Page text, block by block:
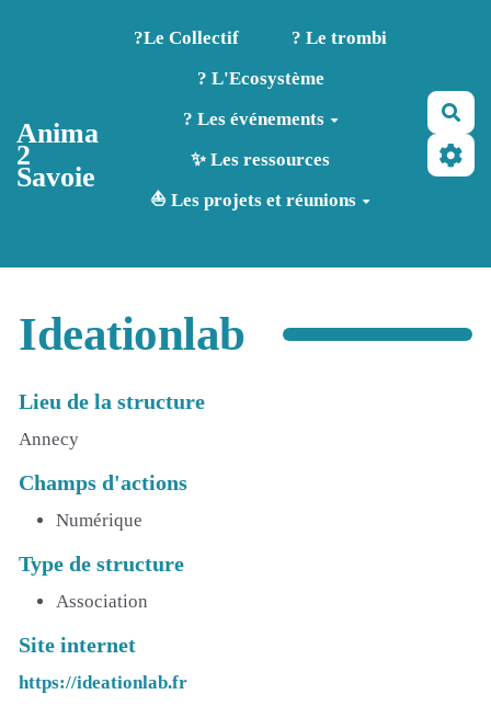
Aller au contenu principal
Anima
2
Savoie
?️Le Collectif
? Le trombi
? L'Ecosystème
? Les événements
✨ Les ressources
⛵ Les projets et réunions
Ideationlab
Lieu de la structure
Annecy
Champs d'actions
Numérique
Type de structure
Association
Site internet
https://ideationlab.fr